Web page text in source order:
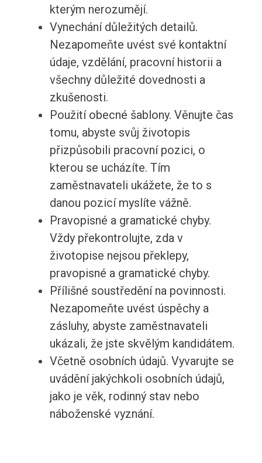
kterým nerozumějí.
Vynechání důležitých detailů.
Nezapomeňte uvést své kontaktní
údaje, vzdělání, pracovní historii a
všechny důležité dovednosti a
zkušenosti.
Použití obecné šablony. Věnujte čas
tomu, abyste svůj životopis
přizpůsobili pracovní pozici, o
kterou se ucházíte. Tím
zaměstnavateli ukážete, že to s
danou pozicí myslíte vážně.
Pravopisné a gramatické chyby.
Vždy překontrolujte, zda v
životopise nejsou překlepy,
pravopisné a gramatické chyby.
Přílišné soustředění na povinnosti.
Nezapomeňte uvést úspěchy a
zásluhy, abyste zaměstnavateli
ukázali, že jste skvělým kandidátem.
Včetně osobních údajů. Vyvarujte se
uvádění jakýchkoli osobních údajů,
jako je věk, rodinný stav nebo
náboženské vyznání.